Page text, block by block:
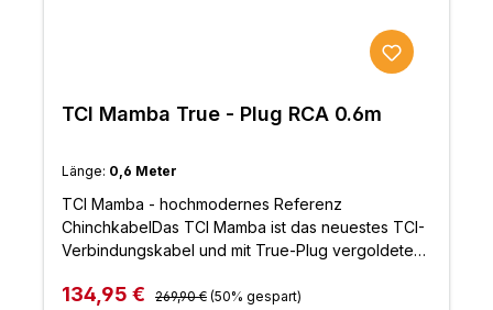
TCI Mamba True - Plug RCA 0.6m
Länge: 0,6 Meter
TCI Mamba - hochmodernes Referenz
ChinchkabelDas TCI Mamba ist das neuestes TCI-
Verbindungskabel und mit True-Plug vergoldeten,
Verbindung in Referenzqualität, die die Leistung
Verkaufspreis:
134,95 € Regulärer Preis:
269,90 € (50% gespart)